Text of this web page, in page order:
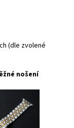
(dle zvolené
nošení